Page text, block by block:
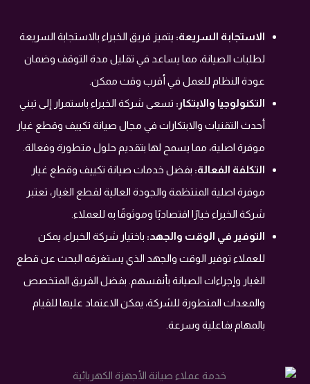
الاستجابة السريعة: يتميز فريق الخبراء بالاستجابة السريعة
لطلبات الصيانة، مما يساعد في تقليل مدة التوقف وضمان
عودة النظام للعمل في أقرب وقت ممكن.
التكنولوجيا والابتكار: تسعى شركة الخبراء باستمرار إلى تبني
أحدث التقنيات والابتكارات في مجال صيانة تكييف وقطع غيار
موفرة اصلية، مما يسمح لها بتقديم حلول متطورة وفعالة.
التكلفة الفعالة: بفضل خدمات صيانة تكييف وقطع غيار
موفرة اصلية المنتظمة والجودة العالية لقطع الغيار، تعتبر
شركة الخبراء خيارًا اقتصاديًا وموثوقًا به للعملاء.
التوفير في الوقت والجهد: باختيار شركة الخبراء، يمكن
للعملاء توفير الوقت والجهد الذي يستغرقه البحث عن قطع
الغيار وإجراءات الصيانة بأنفسهم. بفضل الفريق المتخصص
والمعدات المتطورة للشركة، يمكن الاعتماد عليها للقيام
بالمهام بفاعلية وسرعة.